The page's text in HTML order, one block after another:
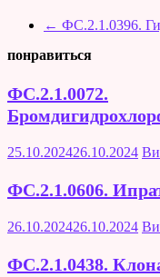
← ФС.2.1.0396.
понравиться
ФС.2.1.0072.
25.10.202426.10.2024
ФС.2.1.0606.
26.10.202426.10.2024
ФС.2.1.0438.